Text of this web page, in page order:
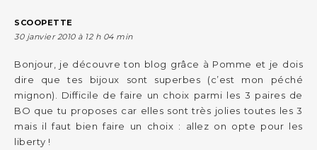
SCOOPETTE
30 janvier 2010 à 12 h 04 min
Bonjour, je découvre ton blog grâce à Pomme et je dois
dire que tes bijoux sont superbes (c’est mon péché
mignon). Difficile de faire un choix parmi les 3 paires de
BO que tu proposes car elles sont très jolies toutes les 3
mais il faut bien faire un choix : allez on opte pour les
liberty !